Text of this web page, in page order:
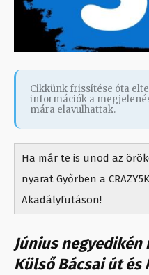
Cikkünk frissítése óta
információk a
mára elavulhattak.
Ha már te is unod az
nyarat Győrben a
Akadályfutáson!
Június
Külső Bácsai út és